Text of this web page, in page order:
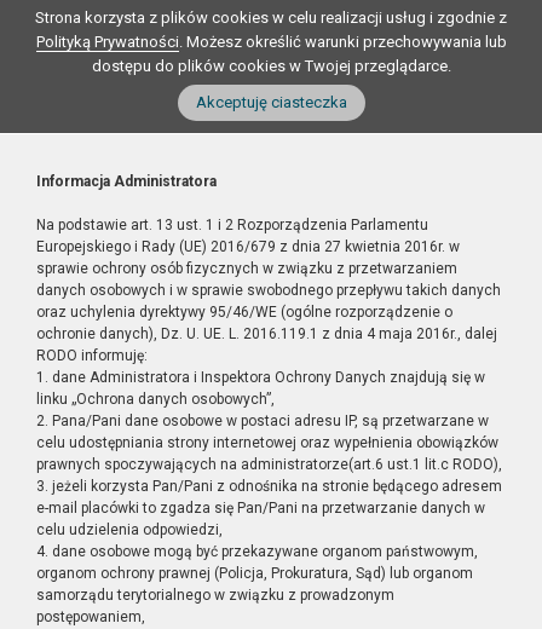
Strona korzysta z plików cookies w celu realizacji usług i zgodnie z
Polityką Prywatności. Możesz określić warunki przechowywania lub
dostępu do plików cookies w Twojej przeglądarce.
Akceptuję ciasteczka
Informacja Administratora
Na podstawie art. 13 ust. 1 i 2 Rozporządzenia Parlamentu
Europejskiego i Rady (UE) 2016/679 z dnia 27 kwietnia 2016r. w
sprawie ochrony osób fizycznych w związku z przetwarzaniem
danych osobowych i w sprawie swobodnego przepływu takich danych
oraz uchylenia dyrektywy 95/46/WE (ogólne rozporządzenie o
ochronie danych), Dz. U. UE. L. 2016.119.1 z dnia 4 maja 2016r., dalej
RODO informuję:
1. dane Administratora i Inspektora Ochrony Danych znajdują się w
linku „Ochrona danych osobowych”,
2. Pana/Pani dane osobowe w postaci adresu IP, są przetwarzane w
celu udostępniania strony internetowej oraz wypełnienia obowiązków
prawnych spoczywających na administratorze(art.6 ust.1 lit.c RODO),
3. jeżeli korzysta Pan/Pani z odnośnika na stronie będącego adresem
e-mail placówki to zgadza się Pan/Pani na przetwarzanie danych w
celu udzielenia odpowiedzi,
4. dane osobowe mogą być przekazywane organom państwowym,
organom ochrony prawnej (Policja, Prokuratura, Sąd) lub organom
samorządu terytorialnego w związku z prowadzonym
postępowaniem,